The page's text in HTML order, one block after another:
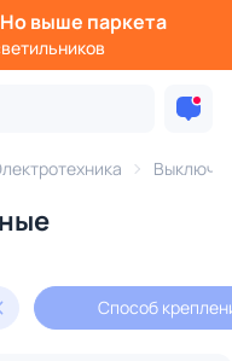
Но выше паркета
Способ